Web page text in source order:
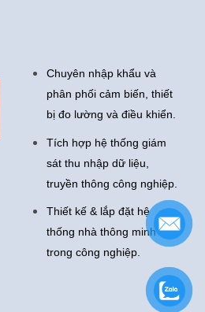
Chuyên nhập khẩu và
phân phối cảm biến, thiết
bị đo lường và điều khiển.
Tích hợp hệ thống giám
sát thu nhập dữ liệu,
truyền thông công nghiệp.
Thiết kế & lắp đặt hệ
thống nhà thông minh
trong công nghiệp.